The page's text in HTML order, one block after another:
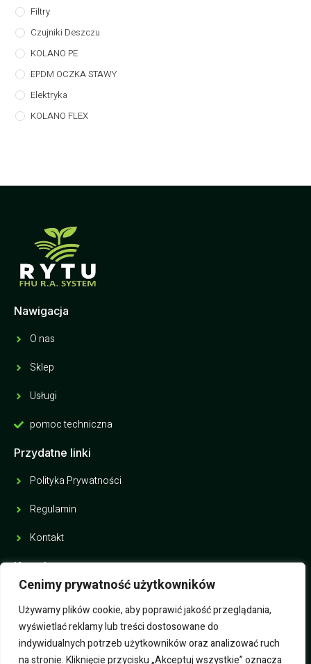
Cenimy prywatność użytkowników
Używamy plików cookie, aby poprawić jakość przeglądania,
wyświetlać reklamy lub treści dostosowane do
indywidualnych potrzeb użytkowników oraz analizować ruch
na stronie. Kliknięcie przycisku „Akceptuj wszystkie” oznacza
Filtry
Czujniki Deszczu
KOLANO PE
EPDM OCZKA STAWY
Elektryka
KOLANO FLEX
Nawigacja
O nas
Sklep
Usługi
pomoc techniczna
Przydatne linki
Polityka Prywatności
Regulamin
Kontakt
Kontakt
ul. Krucza 6, 43-200 Pszczyna
726 018 295
fhu.rytu@gmail.com